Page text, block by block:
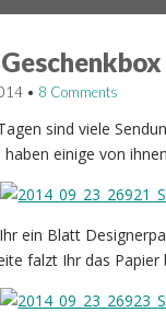
• 8 Comments
sind viele
haben einige von
ein Blatt
falzt Ihr das